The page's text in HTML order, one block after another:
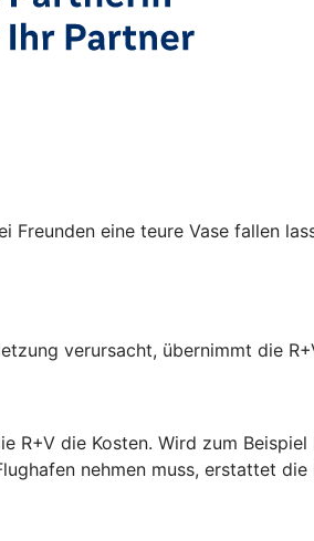
eine teure Vase fallen
verursacht, übernimmt die
die Kosten. Wird zum
nehmen muss, erstattet die